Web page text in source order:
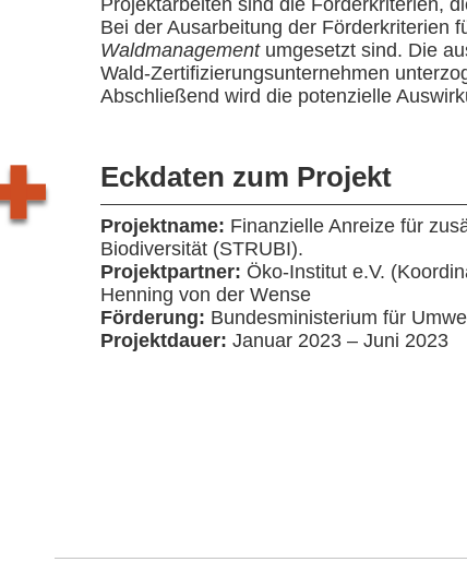
Bei der Ausarbeitung der Förderkriterien
Waldmanagement umgesetzt sind. Die
Wald-Zertifizierungsunternehmen
Abschließend wird die potenzielle
Eckdaten zum Projekt
Projektname: Finanzielle Anreize für
Biodiversität (STRUBI).
Projektpartner: Öko-Institut e.V.
Henning von der Wense
Förderung: Bundesministerium für
Projektdauer: Januar 2023 – Juni 2023